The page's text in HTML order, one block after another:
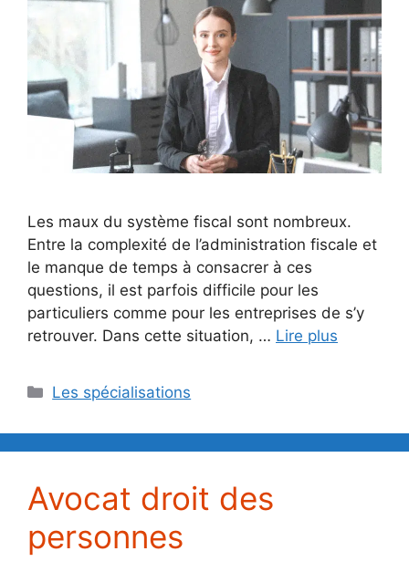
Les maux du système fiscal sont nombreux.
Entre la complexité de l’administration fiscale et
le manque de temps à consacrer à ces
questions, il est parfois difficile pour les
particuliers comme pour les entreprises de s’y
retrouver. Dans cette situation, … Lire plus
Catégories
Les spécialisations
Avocat droit des
personnes